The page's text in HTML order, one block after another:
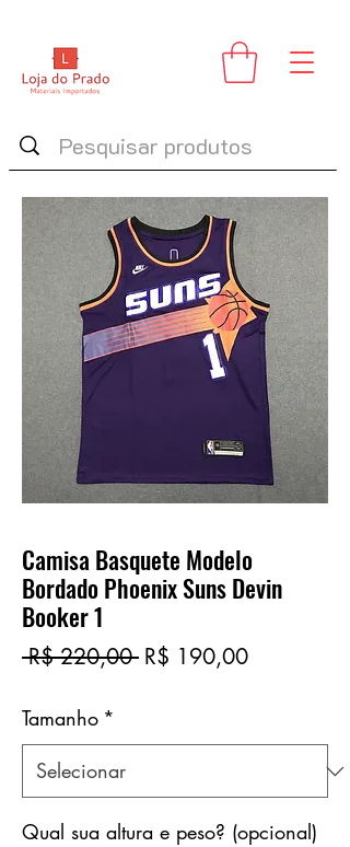
Camisa Basquete Modelo
Bordado Phoenix Suns Devin
Booker 1
R$ 220,00 Preço
R$ 190,00Preço
Tamanho *
Qual sua altura e peso? (opcional)